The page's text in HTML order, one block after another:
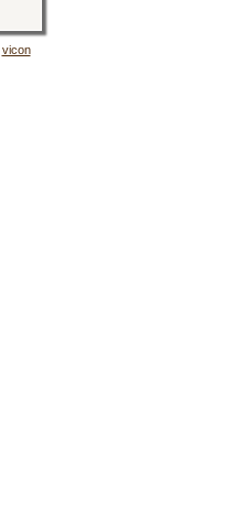
vicon